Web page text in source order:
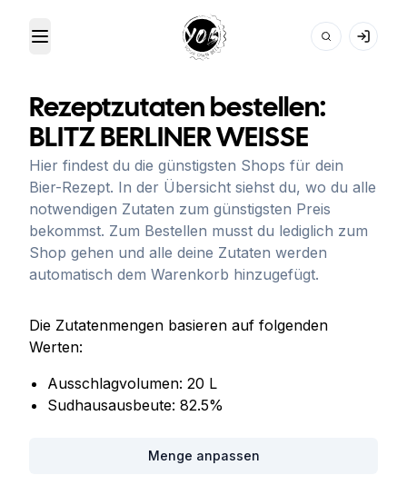
Toggle Menu Your Own Beer
Rezeptzutaten bestellen:
BLITZ BERLINER WEISSE
Hier findest du die günstigsten Shops für dein
Bier-Rezept. In der Übersicht siehst du, wo du alle
notwendigen Zutaten zum günstigsten Preis
bekommst. Zum Bestellen musst du lediglich zum
Shop gehen und alle deine Zutaten werden
automatisch dem Warenkorb hinzugefügt.
Die Zutatenmengen basieren auf folgenden
Werten:
Ausschlagvolumen: 20 L
Sudhausausbeute: 82.5%
Menge anpassen